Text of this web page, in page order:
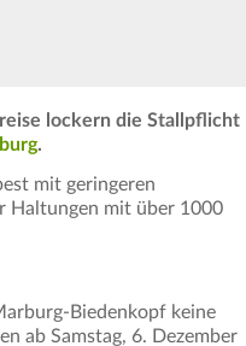
lockern die Stallpflicht
.
mit geringeren
Haltungen mit über 1000
Biedenkopf keine
ab Samstag, 6. Dezember